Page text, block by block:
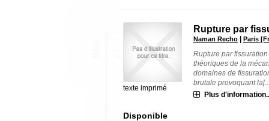
texte imprimé
Rupture par
Naman Recho |Paris
Rupture par
théoriques de la
domaines de
brutale provoquant
Plus
Disponible